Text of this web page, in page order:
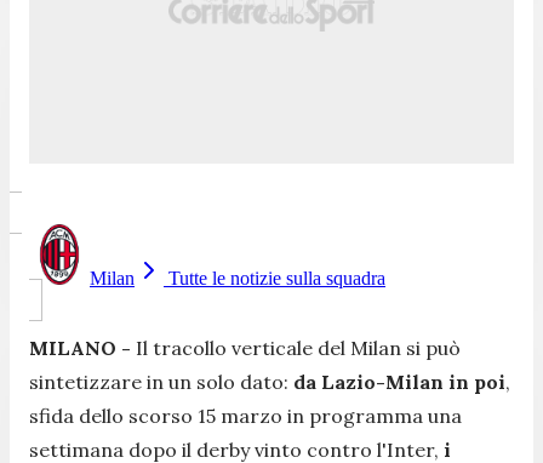
Milan Tutte le notizie sulla squadra
MILANO - Il tracollo verticale del Milan si può
sintetizzare in un solo dato: da Lazio-Milan in poi,
sfida dello scorso 15 marzo in programma una
settimana dopo il derby vinto contro l'Inter, i